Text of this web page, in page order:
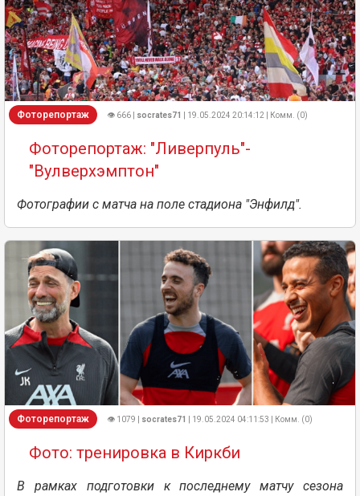
Фоторепортаж 👁 666 | socrates71 | 19.05.2024 20:14:12 | Комм. (0)
Фоторепортаж: "Ливерпуль"-
"Вулверхэмптон"
Фотографии с матча на поле стадиона "Энфилд".
Фоторепортаж 👁 1079 | socrates71 | 19.05.2024 04:11:53 | Комм. (0)
Фото: тренировка в Киркби
В рамках подготовки к последнему матчу сезона